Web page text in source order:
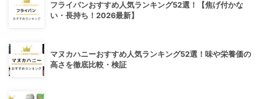
フライパンおすすめ人気ランキング52選！【焦げ付かな
い・長持ち！2026最新】
マヌカハニーおすすめ人気ランキング52選！味や栄養価の
高さを徹底比較・検証